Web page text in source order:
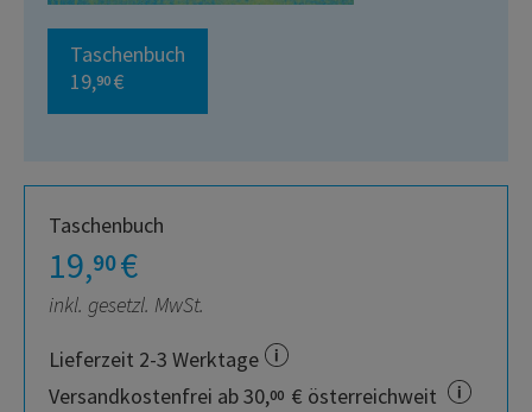
Taschenbuch
19,90 €
Taschenbuch
19,90€
inkl. gesetzl. MwSt.
Lieferzeit 2-3 Werktage
Versandkostenfrei ab 30,00 € österreichweit